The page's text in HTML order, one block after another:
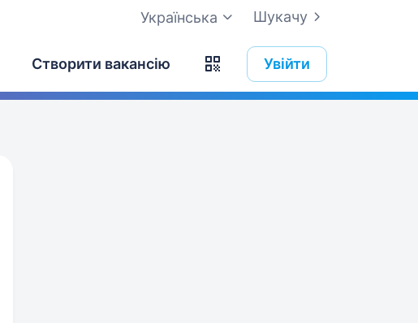
Шукачу
Українська
Створити вакансію Увійти